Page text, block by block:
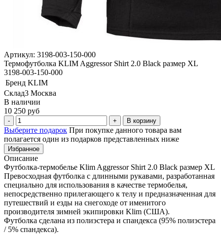
Артикул: 3198-003-150-000
Термофутболка KLIM Aggressor Shirt 2.0 Black размер XL
3198-003-150-000
Бренд KLIM
Склад3 Москва
В наличии
10 250 руб
В корзину
Выберите подарок При покупке данного товара вам
полагается один из подарков представленных ниже
Избранное
Описание
Футболка-термобелье Klim Aggressor Shirt 2.0 Black размер XL
Превосходная футболка с длинными рукавами, разработанная
специально для использования в качестве термобелья,
непосредственно прилегающего к телу и предназначенная для
путешествий и езды на снегоходе от именитого
производителя зимней экипировки Klim (США).
Футболка сделана из полиэстера и спандекса (95% полиэстера
/ 5% спандекса).